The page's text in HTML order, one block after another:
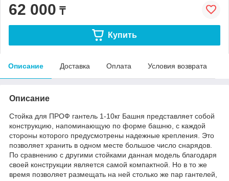
62 000 ₸
Купить
Описание Доставка Оплата Условия возврата
Описание
Стойка для ПРОФ гантель 1-10кг Башня представляет собой
конструкцию, напоминающую по форме башню, с каждой
стороны которого предусмотрены надежные крепления. Это
позволяет хранить в одном месте большое число снарядов.
По сравнению с другими стойками данная модель благодаря
своей конструкции является самой компактной. Но в то же
время позволяет размещать на ней столько же пар гантелей,